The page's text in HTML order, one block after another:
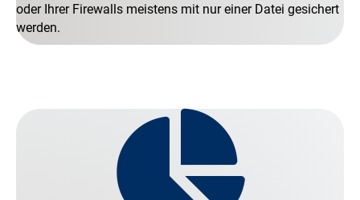
oder Ihrer Firewalls meistens mit nur einer Datei gesichert
werden.